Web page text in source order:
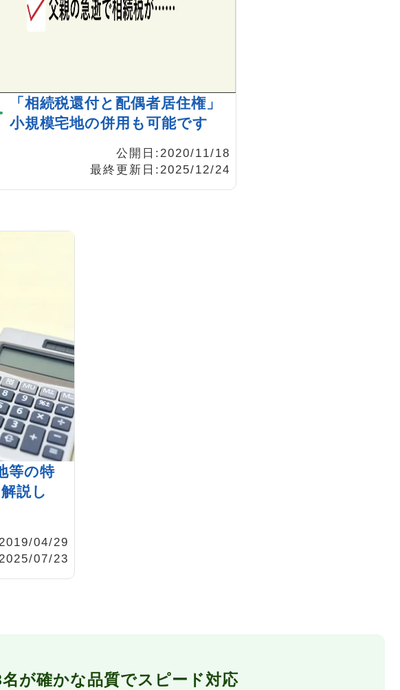
「相続税還付と配偶者居住権」
小規模宅地の併用も可能です
公開日:2020/11/18
最終更新日:2025/12/24
等の特
説し
04/29
07/23
が確かな品質でスピード対応